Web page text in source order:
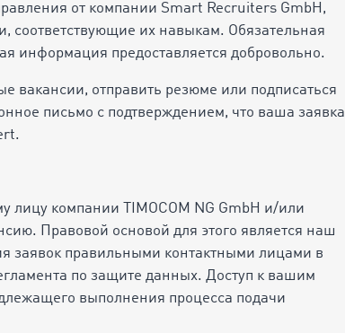
от компании Smart Recruiters GmbH,
соответствующие их навыкам. Обязательная
информация предоставляется добровольно.
вакансии, отправить резюме или подписаться
письмо с подтверждением, что ваша заявка
лицу компании TIMOCOM NG GmbH и/или
Правовой основой для этого является наш
заявок правильными контактными лицами в
по защите данных. Доступ к вашим
выполнения процесса подачи